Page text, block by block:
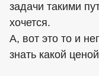
задачи такими
хочется.
А, вот это то и
знать какой